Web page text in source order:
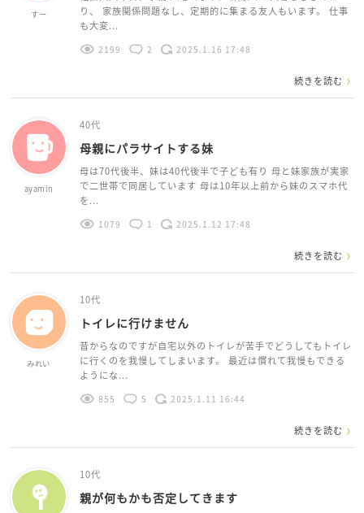
すー
り、 家族関係問題なし、定期的に集まる友人もいます。 仕事
も大変...
2199 2 2025.1.16 17:48
続きを読む
ayamin
40代
母親にパラサイトする妹
母は70代後半、妹は40代後半で子ども有り 母と妹家族が実家
で二世帯で同居しています 母は10年以上前から妹のスマホ代
を...
1079 1 2025.1.12 17:48
続きを読む
みれい
10代
トイレに行けません
昔からなのですが自宅以外のトイレが苦手でどうしてもトイレ
に行くのを我慢してしまいます。 最近は慣れて我慢もできる
ようにな...
855 5 2025.1.11 16:44
続きを読む
10代
親が何もかも否定してきます